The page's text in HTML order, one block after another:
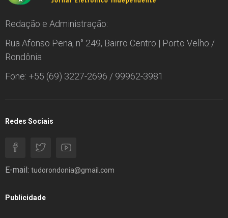
Redação e Administração:
Rua Afonso Pena, n° 249, Bairro Centro | Porto Velho /
Rondônia
Fone: +55 (69) 3227-2696 / 99962-3981
Redes Sociais
E-mail: tudorondonia@gmail.com
Publicidade